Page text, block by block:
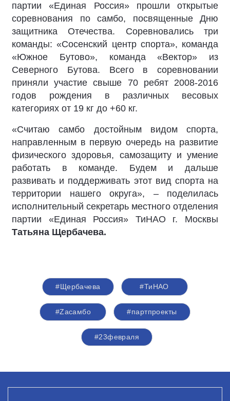
партии «Единая Россия»прошли открытые
соревнования по самбо, посвященные Дню
защитника Отечества. Соревновались три
команды: «Сосенский центр спорта», команда
«Южное Бутово», команда «Вектор» из
Северного Бутова. Всего в соревновании
приняли участие свыше 70 ребят 2008-2016
годов рождения в различных весовых
категориях от 19 кг до +60 кг.
«Считаю самбо достойным видом спорта,
направленным в первую очередь на развитие
физического здоровья, самозащиту и умение
работать в команде. Будем и дальше
развивать и поддерживать этот вид спорта на
территории нашего округа», – поделилась
исполнительный секретарь местного отделения
партии «Единая Россия» ТиНАО г. Москвы
Татьяна Щербачева.
#Щербачева #ТиНАО
#Zасамбо #партпроекты
#23февраля